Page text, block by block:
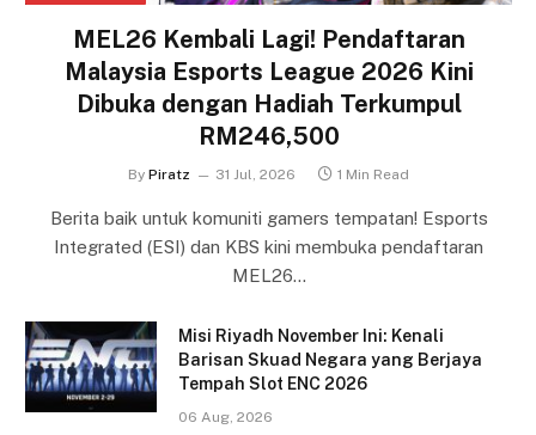
MEL26 Kembali Lagi! Pendaftaran
Malaysia Esports League 2026 Kini
Dibuka dengan Hadiah Terkumpul
RM246,500
By Piratz 31 Jul, 2026 1 Min Read
Berita baik untuk komuniti gamers tempatan! Esports
Integrated (ESI) dan KBS kini membuka pendaftaran
MEL26…
Misi Riyadh November Ini: Kenali
Barisan Skuad Negara yang Berjaya
Tempah Slot ENC 2026
06 Aug, 2026